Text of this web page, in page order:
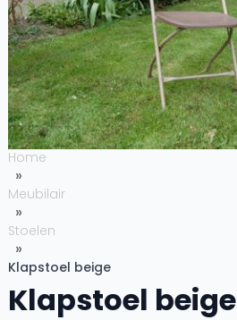
Home
Meubilair
Stoelen
Klapstoel beige
Klapstoel beige